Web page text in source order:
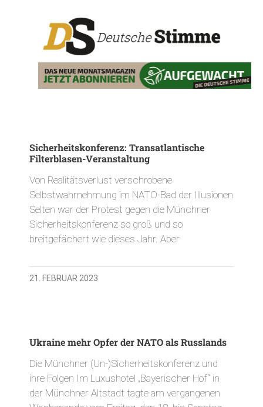
Sicherheitskonferenz: Transatlantische
Filterblasen-Veranstaltung
Von Realitätsverlust verschrobene
Selbstwahrnehmung im NATO-Bad der Illusionen
Selten war der Protest gegen die Münchner
Sicherheitskonferenz so groß und so
breitgefächert wie dieses Jahr. Aber
21. FEBRUAR 2023
Ukraine mehr Opfer der NATO als Russlands
Die Münchner (Un-)Sicherheitskonferenz und
ihre Folgen Im Luxushotel „Bayerischer Hof“ in
der Münchner Altstadt tagte am vergangenen